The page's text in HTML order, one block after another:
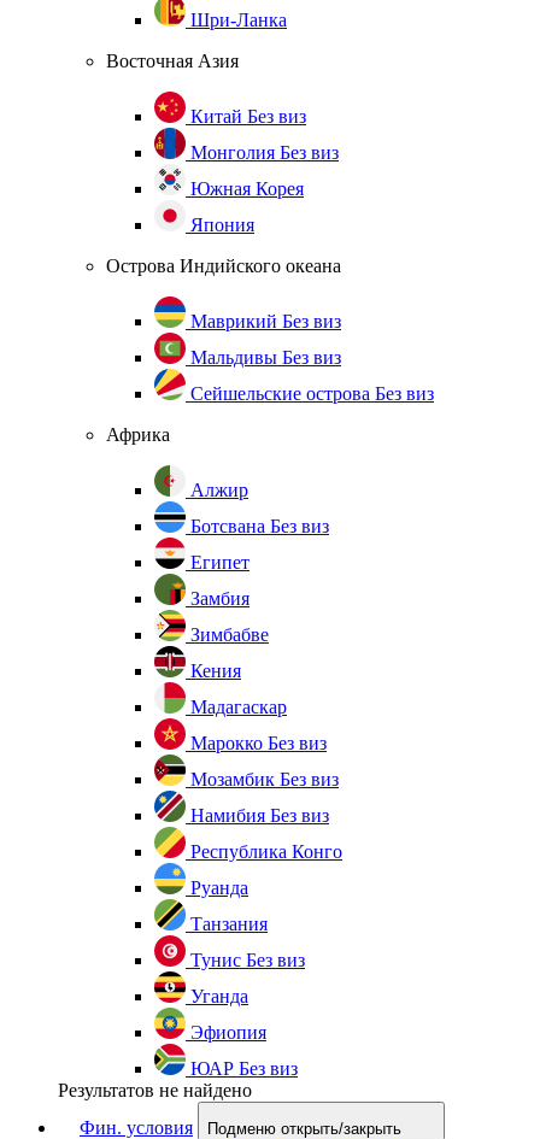
Шри-Ланка
Восточная Азия
Китай Без виз
Монголия Без виз
Южная Корея
Япония
Острова Индийского океана
Маврикий Без виз
Мальдивы Без виз
Сейшельские острова Без виз
Африка
Алжир
Ботсвана Без виз
Египет
Замбия
Зимбабве
Кения
Мадагаскар
Марокко Без виз
Мозамбик Без виз
Намибия Без виз
Республика Конго
Руанда
Танзания
Тунис Без виз
Уганда
Эфиопия
ЮАР Без виз
Результатов не найдено
Фин. условия
Подменю открыть/закрыть